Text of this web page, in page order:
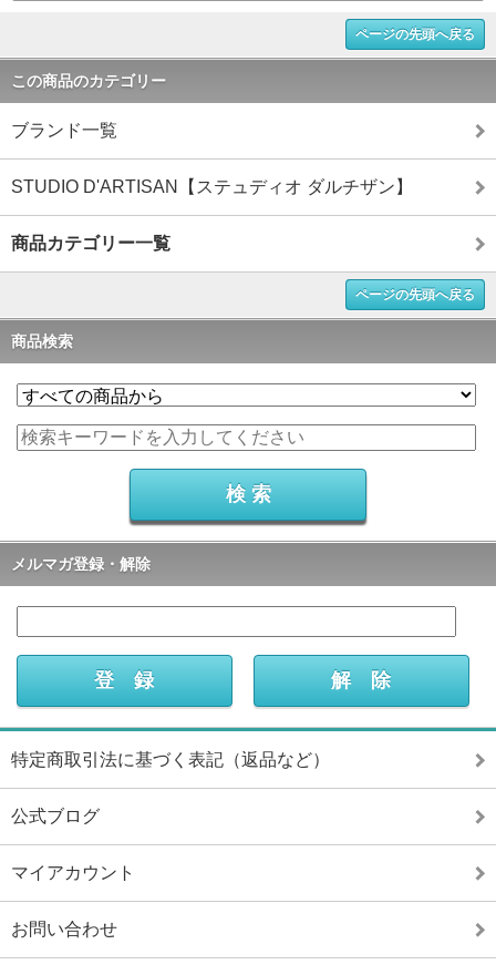
ページの先頭へ戻る
この商品のカテゴリー
ブランド一覧
STUDIO D'ARTISAN【ステュディオ ダルチザン】
商品カテゴリー一覧
ページの先頭へ戻る
商品検索
メルマガ登録・解除
特定商取引法に基づく表記（返品など）
公式ブログ
マイアカウント
お問い合わせ